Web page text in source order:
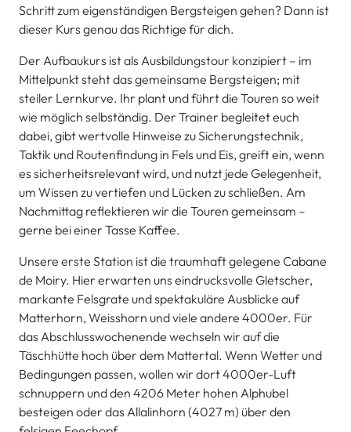
Schritt zum eigenständigen Bergsteigen gehen? Dann ist
dieser Kurs genau das Richtige für dich.
Der Aufbaukurs ist als Ausbildungstour konzipiert – im
Mittelpunkt steht das gemeinsame Bergsteigen; mit
steiler Lernkurve. Ihr plant und führt die Touren so weit
wie möglich selbständig. Der Trainer begleitet euch
dabei, gibt wertvolle Hinweise zu Sicherungstechnik,
Taktik und Routenfindung in Fels und Eis, greift ein, wenn
es sicherheitsrelevant wird, und nutzt jede Gelegenheit,
um Wissen zu vertiefen und Lücken zu schließen. Am
Nachmittag reflektieren wir die Touren gemeinsam –
gerne bei einer Tasse Kaffee.
Unsere erste Station ist die traumhaft gelegene Cabane
de Moiry. Hier erwarten uns eindrucksvolle Gletscher,
markante Felsgrate und spektakuläre Ausblicke auf
Matterhorn, Weisshorn und viele andere 4000er. Für
das Abschlusswochenende wechseln wir auf die
Täschhütte hoch über dem Mattertal. Wenn Wetter und
Bedingungen passen, wollen wir dort 4000er-Luft
schnuppern und den 4206 Meter hohen Alphubel
besteigen oder das Allalinhorn (4027 m) über den